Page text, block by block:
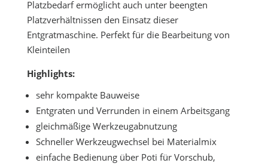
Platzbedarf ermöglicht auch unter beengten
Platzverhältnissen den Einsatz dieser
Entgratmaschine. Perfekt für die Bearbeitung von
Kleinteilen
Highlights:
sehr kompakte Bauweise
Entgraten und Verrunden in einem Arbeitsgang
gleichmäßige Werkzeugabnutzung
Schneller Werkzeugwechsel bei Materialmix
einfache Bedienung über Poti für Vorschub,